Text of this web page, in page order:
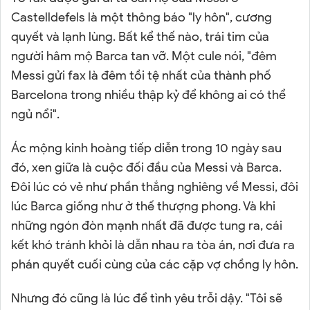
Castelldefels là một thông báo "ly hôn", cương
quyết và lạnh lùng. Bất kể thế nào, trái tim của
người hâm mộ Barca tan vỡ. Một cule nói, "đêm
Messi gửi fax là đêm tồi tệ nhất của thành phố
Barcelona trong nhiều thập kỷ để không ai có thể
ngủ nổi".
Ác mộng kinh hoàng tiếp diễn trong 10 ngày sau
đó, xen giữa là cuộc đối đầu của Messi và Barca.
Đôi lúc có vẻ như phần thắng nghiêng về Messi, đôi
lúc Barca giống như ở thế thượng phong. Và khi
những ngón đòn mạnh nhất đã được tung ra, cái
kết khó tránh khỏi là dẫn nhau ra tòa án, nơi đưa ra
phán quyết cuối cùng của các cặp vợ chồng ly hôn.
Nhưng đó cũng là lúc để tình yêu trỗi dậy. "Tôi sẽ